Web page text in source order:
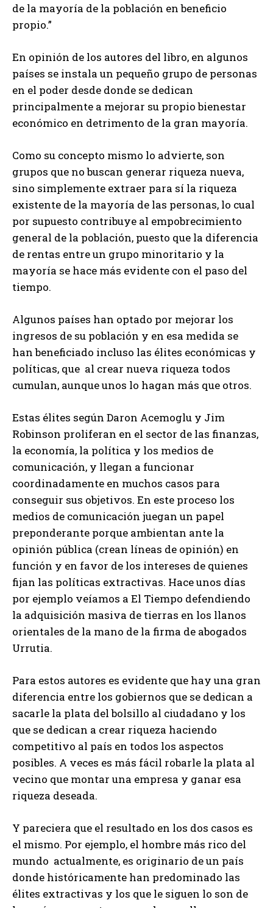
de la mayoría de la población en beneficio
propio.”
En opinión de los autores del libro, en algunos
países se instala un pequeño grupo de personas
en el poder desde donde se dedican
principalmente a mejorar su propio bienestar
económico en detrimento de la gran mayoría.
Como su concepto mismo lo advierte, son
grupos que no buscan generar riqueza nueva,
sino simplemente extraer para sí la riqueza
existente de la mayoría de las personas, lo cual
por supuesto contribuye al empobrecimiento
general de la población, puesto que la diferencia
de rentas entre un grupo minoritario y la
mayoría se hace más evidente con el paso del
tiempo.
Algunos países han optado por mejorar los
ingresos de su población y en esa medida se
han beneficiado incluso las élites económicas y
políticas, que al crear nueva riqueza todos
cumulan, aunque unos lo hagan más que otros.
Estas élites según Daron Acemoglu y Jim
Robinson proliferan en el sector de las finanzas,
la economía, la política y los medios de
comunicación, y llegan a funcionar
coordinadamente en muchos casos para
conseguir sus objetivos. En este proceso los
medios de comunicación juegan un papel
preponderante porque ambientan ante la
opinión pública (crean líneas de opinión) en
función y en favor de los intereses de quienes
fijan las políticas extractivas. Hace unos días
por ejemplo veíamos a El Tiempo defendiendo
la adquisición masiva de tierras en los llanos
orientales de la mano de la firma de abogados
Urrutia.
Para estos autores es evidente que hay una gran
diferencia entre los gobiernos que se dedican a
sacarle la plata del bolsillo al ciudadano y los
que se dedican a crear riqueza haciendo
competitivo al país en todos los aspectos
posibles. A veces es más fácil robarle la plata al
vecino que montar una empresa y ganar esa
riqueza deseada.
Y pareciera que el resultado en los dos casos es
el mismo. Por ejemplo, el hombre más rico del
mundo actualmente, es originario de un país
donde históricamente han predominado las
élites extractivas y los que le siguen lo son de